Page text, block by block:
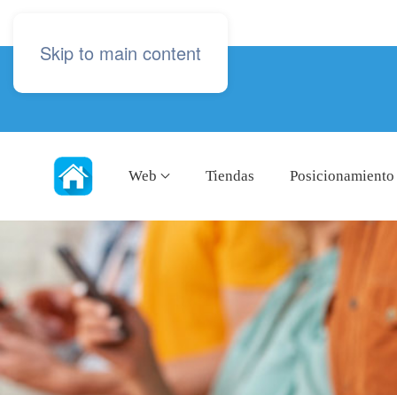
Skip to main content
Web Tiendas Posicionamiento